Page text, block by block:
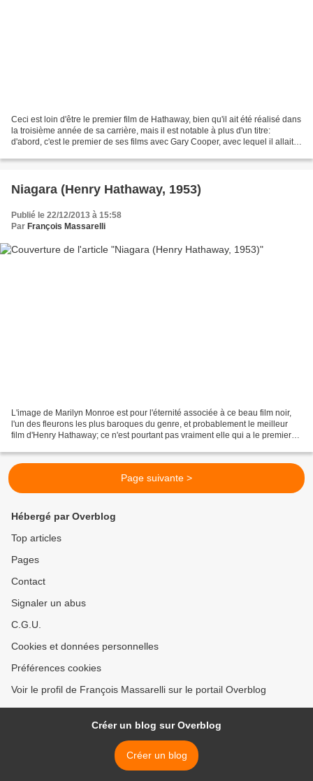
Ceci est loin d'être le premier film de Hathaway, bien qu'il ait été réalisé dans
la troisième année de sa carrière, mais il est notable à plus d'un titre:
d'abord, c'est le premier de ses films avec Gary Cooper, avec lequel il allait
Niagara (Henry Hathaway, 1953)
Publié le 22/12/2013 à 15:58
Par François Massarelli
L'image de Marilyn Monroe est pour l'éternité associée à ce beau film noir,
l'un des fleurons les plus baroques du genre, et probablement le meilleur
film d'Henry Hathaway; ce n'est pourtant pas vraiment elle qui a le premier
Page suivante >
Hébergé par Overblog
Top articles
Pages
Contact
Signaler un abus
C.G.U.
Cookies et données personnelles
Préférences cookies
Voir le profil de François Massarelli sur le portail Overblog
Créer un blog sur Overblog
Créer un blog